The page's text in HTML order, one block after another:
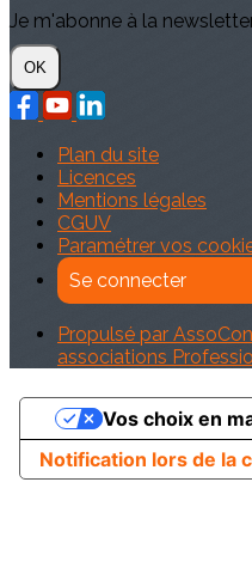
Je m'abonne à la
OK
Plan du site
Licences
Mentions légales
CGUV
Paramétrer vos
Se connecter
Propulsé par
associations
Notification lors de la
Vos choix en